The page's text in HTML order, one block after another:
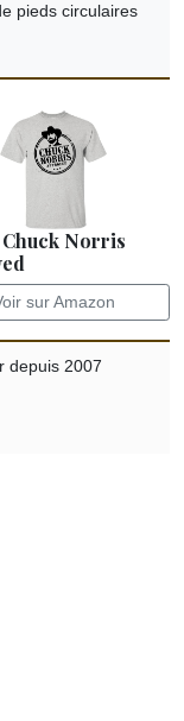
pieds circulaires
Norris
sur Amazon
depuis 2007